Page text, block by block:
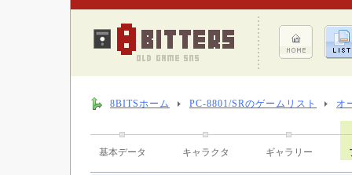
8BITSホーム PC-8801/SRのゲームリスト オ
基本データ キャラクタ ギャラリー